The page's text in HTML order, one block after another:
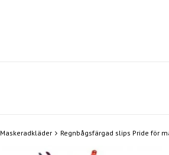
Maskeradkläder Regnbågsfärgad slips Pride för